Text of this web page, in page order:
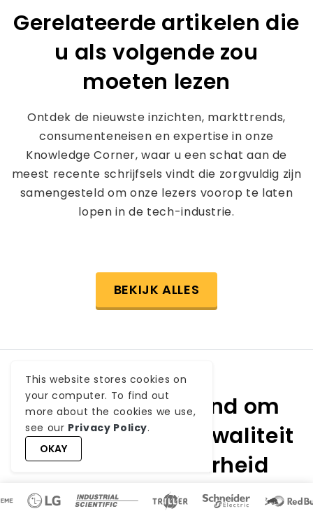
Gerelateerde artikelen die
u als volgende zou
moeten lezen
Ontdek de nieuwste inzichten, markttrends,
consumenteneisen en expertise in onze
Knowledge Corner, waar u een schat aan de
meest recente schrijfsels vindt die zorgvuldig zijn
samengesteld om onze lezers voorop te laten
lopen in de tech-industrie.
BEKIJK ALLES
Wereldwijd erkend om
ongeëvenaarde kwaliteit
en betrouwbaarheid
This website stores cookies on
your computer. To find out
more about the cookies we use,
see our Privacy Policy.
OKAY